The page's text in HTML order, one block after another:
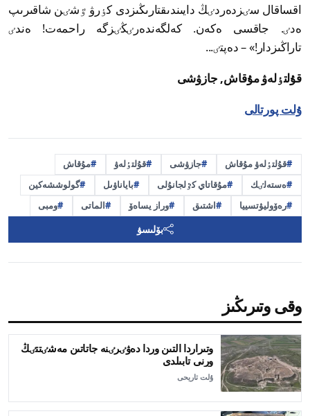
اقساقال سٸزدەردٸڭ دايىندىقتارىڭىزدى كٶرۋ ٷشٸن شاقىرىپ
ەدٸ. جاقسى ەكەن. كەلگەندەرٸڭٸزگە راحمەت! ەندٸ
تاراڭىزدار!» – دەپتٸ...
قۇلتٶلەۋ مۇقاش, جازۋشى
ۇلت پورتالى
قۇلتٶلەۋ مۇقاش جازۋشى قۇلتٶلەۋ
مۇقاش
ەستەلٸك
مۇقاتاي كٷلجانۇلى باياناۋىل
گولوششەكين
رەۆوليۋتسييا
اشتىق وراز يساەۆ الماتى ومبى
بۆلىسۋ
وقى وتىرىڭىز
وتىراردا التىن وردا دەۋٸرٸنە جاتاتىن مەشٸتتٸڭ
ورنى تابىلدى
ۇلت تاريحى